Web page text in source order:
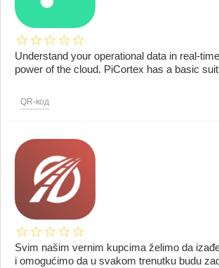
Understand your operational data in real-
power of the cloud. PiCortex has a basic
QR-код
Svim našim vernim kupcima želimo da
i omogućimo da u svakom trenutku budu